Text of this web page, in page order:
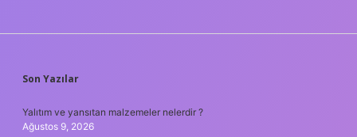
SIDEBAR
Son Yazılar
Yalıtım ve yansıtan malzemeler nelerdir ?
Ağustos 9, 2026